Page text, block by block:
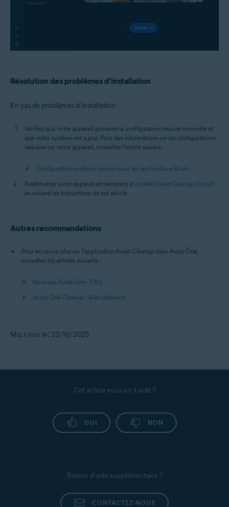
Résolution des problèmes d’installation
En cas de problèmes d’installation :
Vérifiez que votre appareil présente la configuration requise minimale et
que votre système est à jour. Pour des informations sur les configurations
requises sur votre appareil, consultez l’article suivant :
Configuration système requise pour les applications Avast
Redémarrez votre appareil et réessayez d'installer Avast Cleanup Gratuit
en suivant les instructions de cet article.
Autres recommandations
Pour en savoir plus sur l'application Avast Cleanup dans Avast One,
consultez les articles suivants :
Nouveau Avast One - FAQ
Avast One Cleanup - Bien démarrer
Mis à jour le : 23/10/2025
Cet article vous a-t-il aidé ?
OUI NON
Besoin d’aide supplémentaire ?
CONTACTEZ-NOUS